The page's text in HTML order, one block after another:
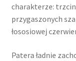
charakterze:
przygaszonych
łososiowej
Patera ładnie